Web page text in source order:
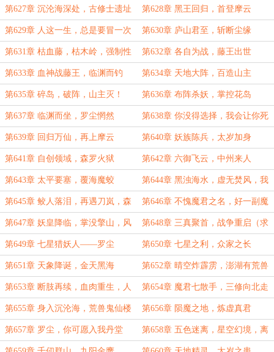
第627章 沉沦海深处，古修士遗址 第628章 黑王回归，首登摩云
第629章 人这一生，总是要冒一次
险的
第630章 庐山君至，斩断尘缘
第631章 枯血藤，枯木岭，强制性
元婴任务
第632章 各自为战，藤王出世
第633章 血神战藤王，临渊而钓 第634章 天地大阵，百造山主
第635章 碎岛，破阵，山主灭！ 第636章 布阵杀妖，掌控花岛
第637章 临渊而坐，罗尘惘然 第638章 你没得选择，我会让你死
得体面一点
第639章 回归万仙，再上摩云 第640章 妖族陈兵，太岁加身
第641章 自创领域，森罗火狱 第642章 六御飞云，中州来人
第643章 太平要塞，覆海魔蛟 第644章 黑浊海水，虚无焚风，我
那么大一头覆海魔蛟呢？
第645章 鲛人落泪，再遇刀岚，森
罗火狱第二形态
第646章 不愧魔君之名，好一副魔
头做派！
第647章 妖皇降临，掌没擎山，风
起了！
第648章 三真聚首，战争重启（求
月票）
第649章 七星猎妖人——罗尘 第650章 七星之利，众家之长
第651章 天象降诞，金天黑海 第652章 晴空炸霹雳，澎湖有荒兽
第653章 断肢再续，血肉重生，人
形荒兽罗尘！
第654章 魔君七散手，三修向北走
（为盟主贫僧爱吃肉加更）
第655章 身入沉沦海，荒兽鬼仙楼 第656章 陨魔之地，炼虚真君
第657章 罗尘，你可愿入我丹堂 第658章 五色迷离，星空幻境，离